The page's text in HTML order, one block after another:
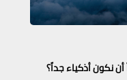
نكون أذكياء جداً؟